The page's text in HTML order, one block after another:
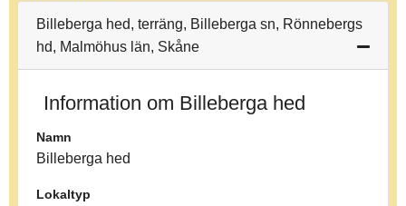
Billeberga hed, terräng, Billeberga sn, Rönnebergs
hd, Malmöhus län, Skåne
Information om Billeberga hed
Namn
Billeberga hed
Lokaltyp